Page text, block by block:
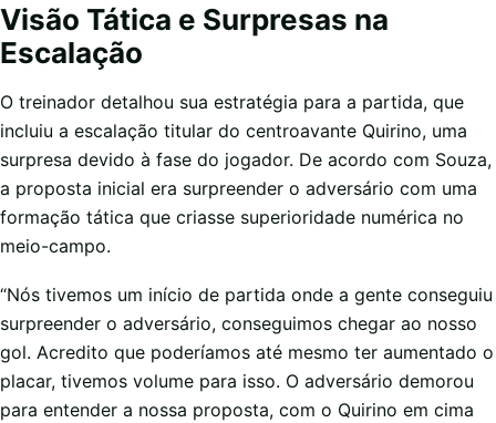
Visão Tática e Surpresas na
Escalação
O treinador detalhou sua estratégia para a partida, que
incluiu a escalação titular do centroavante Quirino, uma
surpresa devido à fase do jogador. De acordo com Souza,
a proposta inicial era surpreender o adversário com uma
formação tática que criasse superioridade numérica no
meio-campo.
“Nós tivemos um início de partida onde a gente conseguiu
surpreender o adversário, conseguimos chegar ao nosso
gol. Acredito que poderíamos até mesmo ter aumentado o
placar, tivemos volume para isso. O adversário demorou
para entender a nossa proposta, com o Quirino em cima